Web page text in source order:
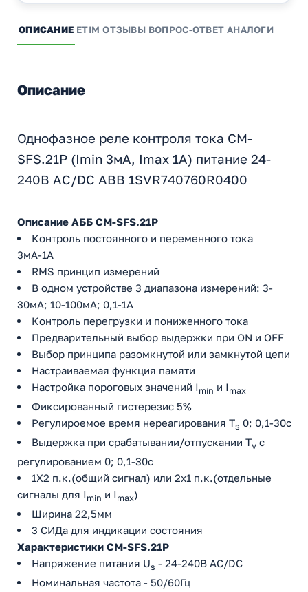
ОПИСАНИЕ ETIM ОТЗЫВЫ ВОПРОС-ОТВЕТ АНАЛОГИ
Описание
Однофазное реле контроля тока CM-
SFS.21P (Imin 3мА, Imax 1A) питание 24-
240В AC/DC ABB 1SVR740760R0400
Описание АББ CM-SFS.21P
Контроль постоянного и переменного тока
3мА-1А
RMS принцип измерений
В одном устройстве 3 диапазона измерений: 3-
30мА; 10-100мA; 0,1-1А
Контроль перегрузки и пониженного тока
Предварительный выбор выдержки при ON и OFF
Выбор принципа разомкнутой или замкнутой цепи
Настраиваемая функция памяти
Настройка пороговых значений I min и I max
Фиксированный гистерезис 5%
Регулироемое время нереагирования Ts 0; 0,1-30с
Выдержка при срабатывании/отпускании Tv с
регулированием 0; 0,1-30с
1X2 п.к.(общий сигнал) или 2х1 п.к.(отдельные
сигналы для I min и I max)
Ширина 22,5мм
3 СИДа для индикации состояния
Характеристики CM-SFS.21P
Напряжение питания Us - 24-240В AC/DC
Номинальная частота - 50/60Гц